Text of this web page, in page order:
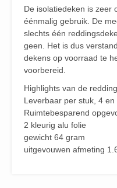
De isolatiedeken is zeer
éénmalig gebruik. De
slechts één
geen. Het is dus
dekens op voorraad te
voorbereid.
Highlights van de
Leverbaar per stuk, 4 en
Ruimtebesparend
2 kleurig alu folie
gewicht 64 gram
uitgevouwen afmeting